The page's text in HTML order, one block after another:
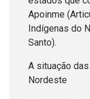
Apoinme
Indígenas do
Santo).
A situação
Nordeste